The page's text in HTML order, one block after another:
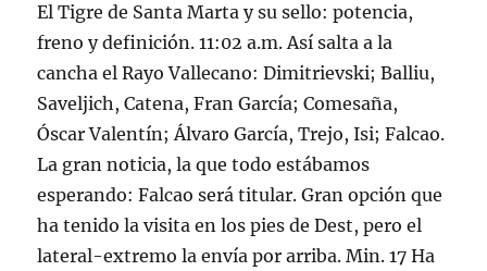
El Tigre de Santa Marta y su sello: potencia,
freno y definición. 11:02 a.m. Así salta a la
cancha el Rayo Vallecano: Dimitrievski; Balliu,
Saveljich, Catena, Fran García; Comesaña,
Óscar Valentín; Álvaro García, Trejo, Isi; Falcao.
La gran noticia, la que todo estábamos
esperando: Falcao será titular. Gran opción que
ha tenido la visita en los pies de Dest, pero el
lateral-extremo la envía por arriba. Min. 17 Ha